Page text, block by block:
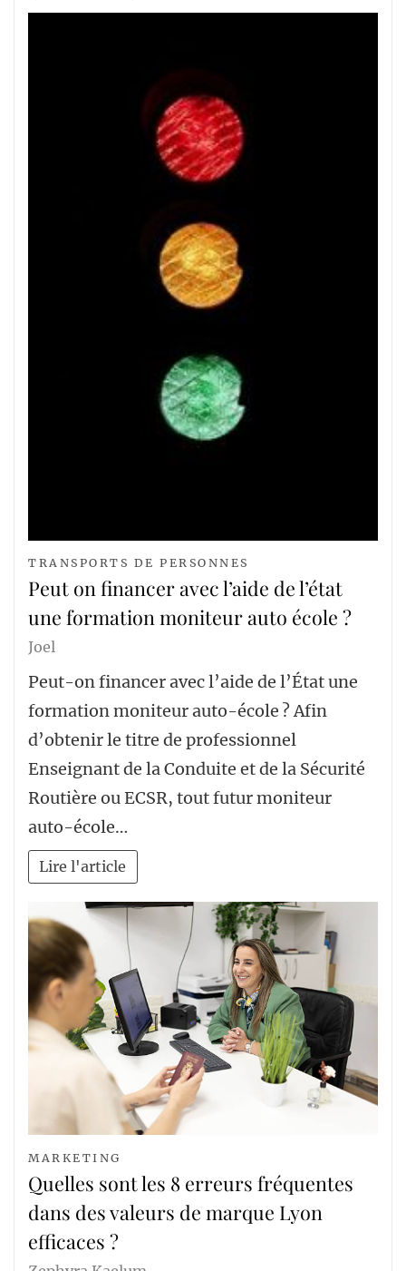
TRANSPORTS DE PERSONNES
Peut on financer avec l’aide de l’état
une formation moniteur auto école ?
Joel
Peut-on financer avec l’aide de l’État une
formation moniteur auto-école ? Afin
d’obtenir le titre de professionnel
Enseignant de la Conduite et de la Sécurité
Routière ou ECSR, tout futur moniteur
auto-école…
Lire l'article
MARKETING
Quelles sont les 8 erreurs fréquentes
dans des valeurs de marque Lyon
efficaces ?